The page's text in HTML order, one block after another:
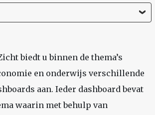
biedt u binnen de thema’s
en onderwijs verschillende
aan. Ieder dashboard bevat
waarin met behulp van